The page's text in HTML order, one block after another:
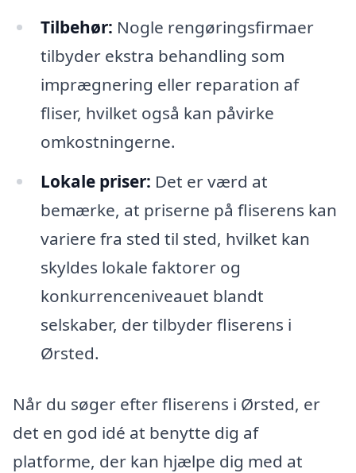
Tilbehør: Nogle rengøringsfirmaer
tilbyder ekstra behandling som
imprægnering eller reparation af
fliser, hvilket også kan påvirke
omkostningerne.
Lokale priser: Det er værd at
bemærke, at priserne på fliserens kan
variere fra sted til sted, hvilket kan
skyldes lokale faktorer og
konkurrenceniveauet blandt
selskaber, der tilbyder fliserens i
Ørsted.
Når du søger efter fliserens i Ørsted, er
det en god idé at benytte dig af
platforme, der kan hjælpe dig med at